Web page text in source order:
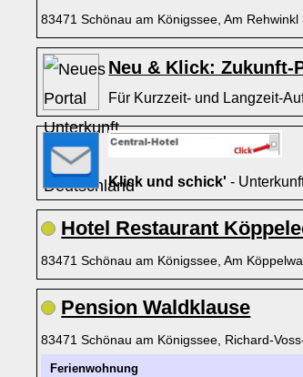
83471 Schönau am Königssee, Am Rehwinkl
Neu & Klick: Zukunft-
Für Kurzzeit- und Langzeit-
Klick und schick' -
Hotel Restaurant
83471 Schönau am Königssee, Am
Pension Waldklause
83471 Schönau am Königssee, Richard-
Ferienwohnung